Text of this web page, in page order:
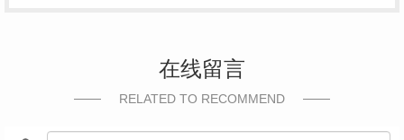
在线留言
RELATED TO RECOMMEND